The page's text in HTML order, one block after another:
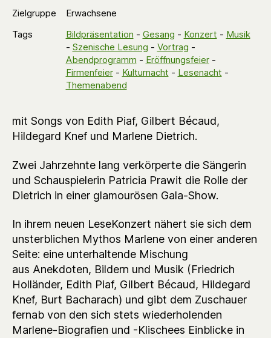
Zielgruppe
Erwachsene
Tags
Bildpräsentation - Gesang - Konzert - Musik
- Szenische Lesung - Vortrag -
Abendprogramm - Eröffnungsfeier-
Firmenfeier- Kulturnacht - Lesenacht -
Themenabend
mit Songs von Edith Piaf, Gilbert Bécaud,
Hildegard Knef und Marlene Dietrich.
Zwei Jahrzehnte lang verkörperte die Sängerin
und Schauspielerin Patricia Prawit die Rolle der
Dietrich in einer glamourösen Gala-Show.
In ihrem neuen LeseKonzert nähert sie sich dem
unsterblichen Mythos Marlene von einer anderen
Seite: eine unterhaltende Mischung
aus Anekdoten, Bildern und Musik (Friedrich
Holländer, Edith Piaf, Gilbert Bécaud, Hildegard
Knef, Burt Bacharach) und gibt dem Zuschauer
fernab von den sich stets wiederholenden
Marlene-Biografien und -Klischees Einblicke in